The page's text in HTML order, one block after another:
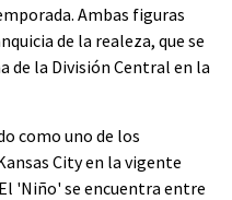
Ambas figuras
de la realeza, que se
de la División Central en la
como uno de los
City en la vigente
El 'Niño' se encuentra entre